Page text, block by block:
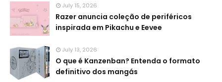
July 15, 2026
Razer anuncia coleção de periféricos
inspirada em Pikachu e Eevee
July 13, 2026
O que é Kanzenban? Entenda o formato
definitivo dos mangás